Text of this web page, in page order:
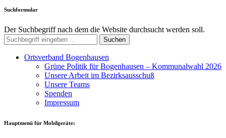
Suchformular
Der Suchbegriff nach dem die Website durchsucht werden soll.
Suchen
Ortsverband Bogenhausen
Grüne Politik für Bogenhausen – Kommunalwahl 2026
Unsere Arbeit im Bezirksausschuß
Unsere Teams
Spenden
Impressum
Hauptmenü für Mobilgeräte: